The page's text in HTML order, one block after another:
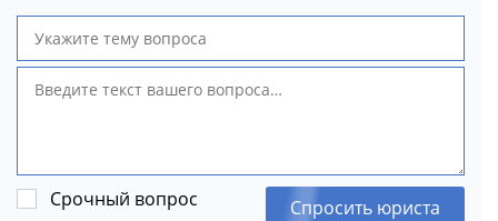
Срочный вопрос Спросить юриста